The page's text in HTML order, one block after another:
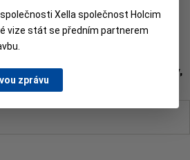
preference tvárnic, energetického
toho o svém domu napíšete, tím
projektu: půdorysy, pohledy,
80MB celkem):
Xella společnost Holcim
vize stát se předním partnerem
zprávu